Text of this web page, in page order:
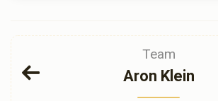
Team
Aron Klein